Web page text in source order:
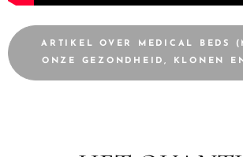
ARTIKEL OVER MEDICAL BEDS
ONZE GEZONDHEID, KLONEN